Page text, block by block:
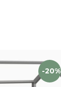
-20%